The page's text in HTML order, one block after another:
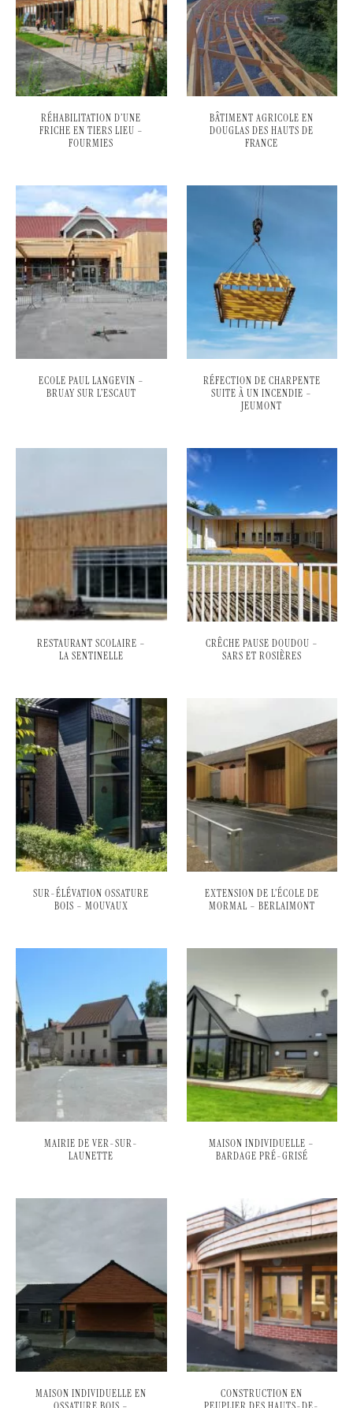
RÉHABILITATION D’UNE
FRICHE EN TIERS LIEU –
FOURMIES
BÂTIMENT AGRICOLE EN
DOUGLAS DES HAUTS DE
FRANCE
ECOLE PAUL LANGEVIN –
BRUAY SUR L’ESCAUT
RÉFECTION DE CHARPENTE
SUITE À UN INCENDIE –
JEUMONT
RESTAURANT SCOLAIRE –
LA SENTINELLE
CRÊCHE PAUSE DOUDOU –
SARS ET ROSIÈRES
SUR-ÉLÉVATION OSSATURE
BOIS – MOUVAUX
EXTENSION DE L’ÉCOLE DE
MORMAL – BERLAIMONT
MAIRIE DE VER-SUR-
LAUNETTE
MAISON INDIVIDUELLE –
BARDAGE PRÉ-GRISÉ
MAISON INDIVIDUELLE EN
CONSTRUCTION EN